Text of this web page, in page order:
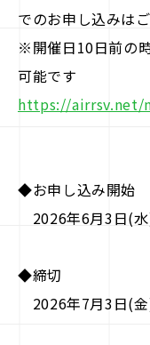
でのお申し込みは
※開催日10日前の
可能です
https://airrsv.net/
◆お申し込み開始
2026年6月3日(
◆締切
2026年7月3日(